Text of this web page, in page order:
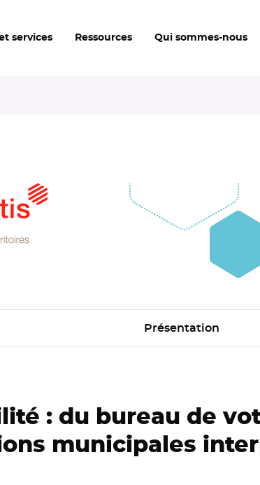
services Ressources Qui sommes-nous
Présentation
: du bureau de
municipales